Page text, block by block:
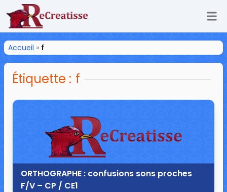
ReCreatisse
Accueil » f
Étiquette : f
ORTHOGRAPHE : confusions sons proches
F/V – CP / CE1